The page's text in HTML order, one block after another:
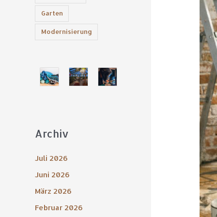
Garten
Modernisierung
Archiv
Juli 2026
Juni 2026
März 2026
Februar 2026
sie